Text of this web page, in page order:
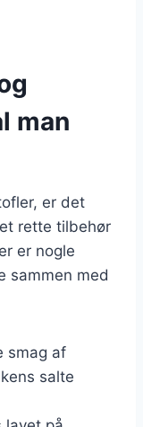
man
er det
rette tilbehør
er nogle
sammen med
smag af
salte